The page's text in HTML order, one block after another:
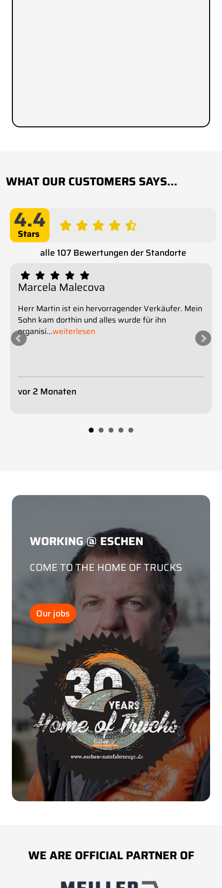
WHAT OUR CUSTOMERS SAYS...
4.4
Sterne
alle 107 Bewertungen der Standorte
Marcela Malecova
Herr Martin ist ein hervorragender Verkäufer. Mein
Sohn kam dorthin und alles wurde für ihn
organisi...weiterlesen
vor 2 Monaten
WORKING @ ESCHEN
COME TO THE HOME OF TRUCKS
Our jobs
WE ARE OFFICIAL PARTNER OF